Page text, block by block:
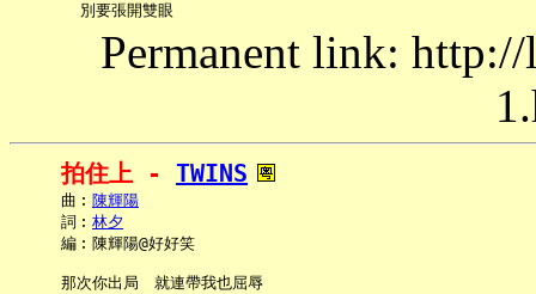
Permanent link:
拍住上 - TWINS
     曲︰
陳輝陽
     詞︰
林夕
     編︰陳輝陽@好好笑
     那次你出局　就連帶我也屈辱